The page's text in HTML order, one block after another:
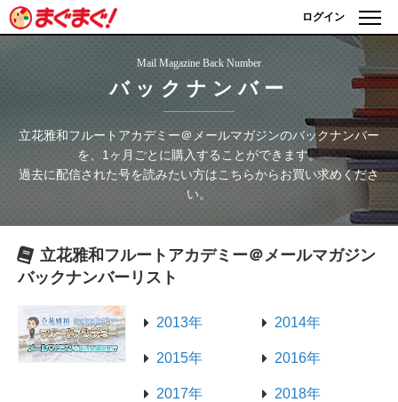
ログイン
Mail Magazine Back Number
バックナンバー
立花雅和フルートアカデミー＠メールマガジンのバックナンバー
を、1ヶ月ごとに購入することができます。
過去に配信された号を読みたい方はこちらからお買い求めくださ
い。
立花雅和フルートアカデミー＠メールマガジン
バックナンバーリスト
2013年 2014年
2015年 2016年
2017年 2018年